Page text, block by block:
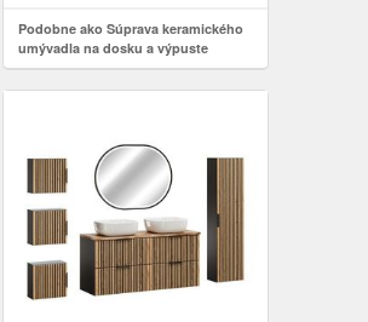
Podobne ako Súprava keramického
umývadla na dosku a výpuste
Beyond 2 olivová zelená